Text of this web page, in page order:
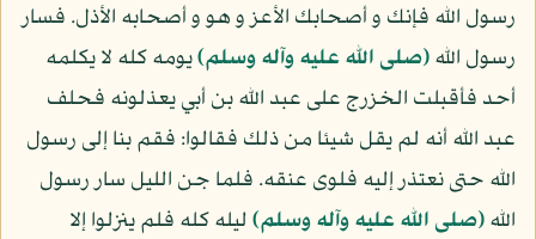
رسول الله فإنك و أصحابك الأعز و هو و أصحابه الأذل. فسار
رسول الله(صلى الله عليه وآله وسلم)يومه كله لا يكلمه
أحد فأقبلت الخزرج على عبد الله بن أبي يعذلونه فحلف
عبد الله أنه لم يقل شيئا من ذلك فقالوا: فقم بنا إلى رسول
الله حتى نعتذر إليه فلوى عنقه. فلما جن الليل سار رسول
الله(صلى الله عليه وآله وسلم)ليله كله فلم ينزلوا إلا